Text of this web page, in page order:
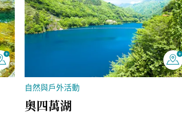
自然與戶外活動
奧四萬湖